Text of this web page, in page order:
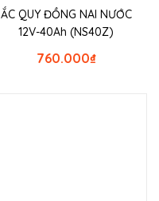
ẮC QUY ĐỒNG NAI NƯỚC
12V-40Ah (NS40Z)
₫
760.000